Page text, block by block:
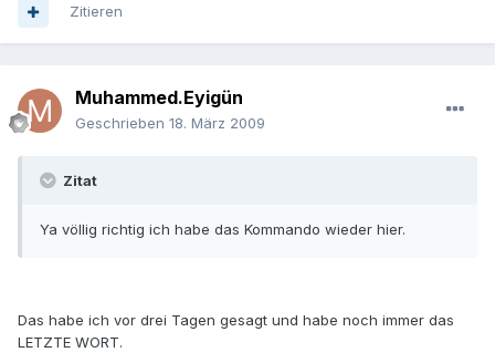
Zitieren
Muhammed.Eyigün
Geschrieben 18. März 2009
Zitat
Ya völlig richtig ich habe das Kommando wieder hier.
Das habe ich vor drei Tagen gesagt und habe noch immer das
LETZTE WORT.